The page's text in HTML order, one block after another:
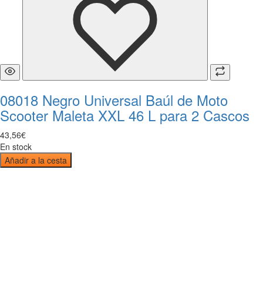
08018 Negro Universal Baúl de Moto
Scooter Maleta XXL 46 L para 2 Cascos
43,56€
En stock
Añadir a la cesta